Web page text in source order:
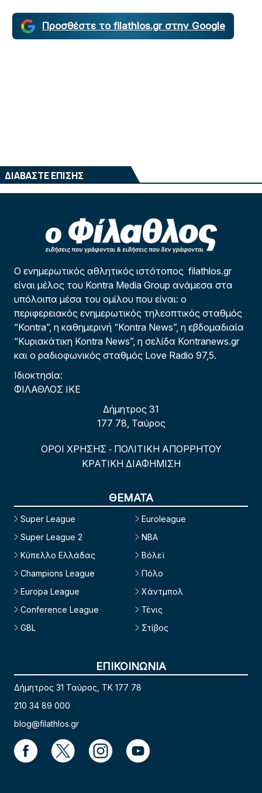
Προσθέστε το filathlos.gr στην Google
ΔΙΑΒΑΣΤΕ ΕΠΙΣΗΣ
Ο ενημερωτικός αθλητικός ιστότοπος filathlos.gr
είναι μέλος του Kontra Media Group ανάμεσα στα
υπόλοιπα μέσα του ομίλου που είναι: ο
περιφερειακός ενημερωτικός τηλεοπτικός σταθμός
“Kontra”, η καθημερινή “Kontra News”, η εβδομαδιαία
“Κυριακάτικη Kontra News”, η σελίδα Kontranews.gr
και ο ραδιοφωνικός σταθμός Love Radio 97,5.
Ιδιοκτησία:
ΦΙΛΑΘΛΟΣ ΙΚΕ
Δήμητρος 31
177 78, Ταύρος
ΟΡΟΙ ΧΡΗΣΗΣ - ΠΟΛΙΤΙΚΗ ΑΠΟΡΡΗΤΟΥ
ΚΡΑΤΙΚΗ ΔΙΑΦΗΜΙΣΗ
ΘΕΜΑΤΑ
Super League
Super League 2
Κύπελλο Ελλάδας
Champions League
Europa League
Conference League
GBL
Euroleague
NBA
Βόλεϊ
Πόλο
Χάντμπολ
Τένις
Στίβος
ΕΠΙΚΟΙΝΩΝΙΑ
Δήμητρος 31 Ταύρος, TK 177 78
210 34 89 000
blog@filathlos.gr